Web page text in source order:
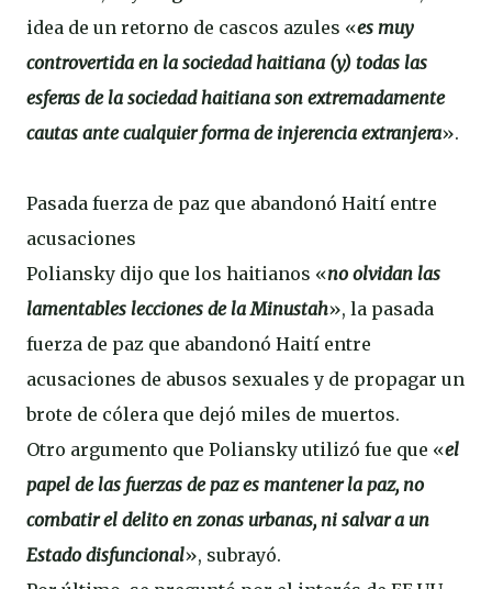
idea de un retorno de cascos azules «es muy
controvertida en la sociedad haitiana (y) todas las
esferas de la sociedad haitiana son extremadamente
cautas ante cualquier forma de injerencia extranjera».
Pasada fuerza de paz que abandonó Haití entre
acusaciones
Poliansky dijo que los haitianos «no olvidan las
lamentables lecciones de la Minustah», la pasada
fuerza de paz que abandonó Haití entre
acusaciones de abusos sexuales y de propagar un
brote de cólera que dejó miles de muertos.
Otro argumento que Poliansky utilizó fue que «el
papel de las fuerzas de paz es mantener la paz, no
combatir el delito en zonas urbanas, ni salvar a un
Estado disfuncional», subrayó.